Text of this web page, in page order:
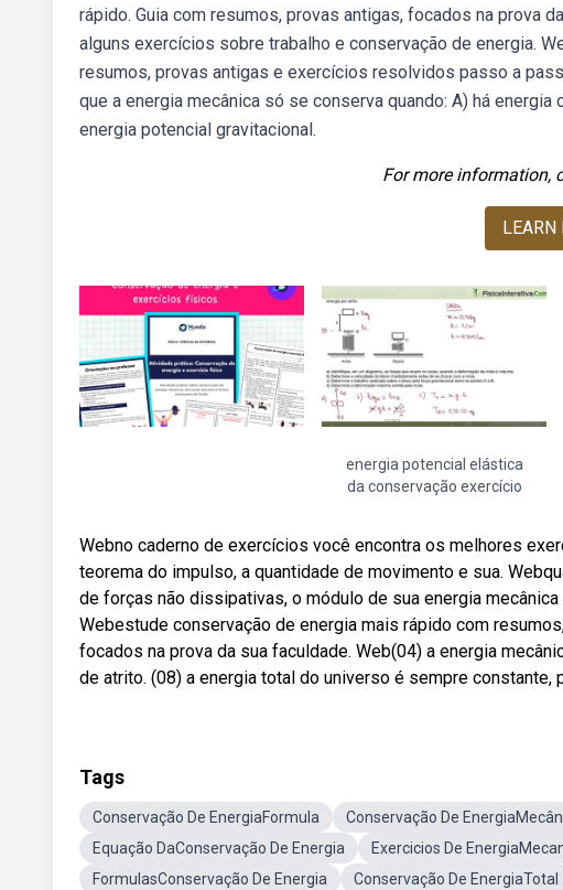
rápido. Guia com resumos, provas antigas, focados na prova
alguns exercícios sobre trabalho e conservação de energia.
resumos, provas antigas e exercícios resolvidos passo a
que a energia mecânica só se conserva quando: A) há
energia potencial gravitacional.
For more information,
LEARN
energia potencial elástica
da conservação exercício
Webno caderno de exercícios você encontra os melhores
teorema do impulso, a quantidade de movimento e sua.
de forças não dissipativas, o módulo de sua energia
Webestude conservação de energia mais rápido com
focados na prova da sua faculdade. Web(04) a energia
de atrito. (08) a energia total do universo é sempre constante,
Tags
Conservação De EnergiaFormula Conservação De
Equação DaConservação De Energia
Exercicios De
FormulasConservação De Energia
Conservação De EnergiaTotal